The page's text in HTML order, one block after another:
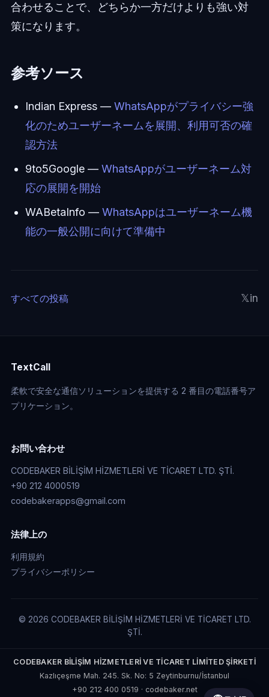
合わせることで、どちらか一方だけよりも強い対
策になります。
参考ソース
Indian Express — WhatsAppがプライバシー強
化のためユーザーネームを展開、利用可否の確
認方法
9to5Google — WhatsAppがユーザーネーム対
応の展開を開始
WABetaInfo — WhatsAppはユーザーネーム機
能の一般公開に向けて準備中
すべての投稿 𝕏in
TextCall
柔軟で安全な通信ソリューションを提供する 2 番目の電話番号ア
プリケーション。
お問い合わせ
CODEBAKER BİLİŞİM HİZMETLERİ VE TİCARET LTD. ŞTİ.
+90 212 4000519
codebakerapps@gmail.com
法律上の
利用規約
プライバシーポリシー
© 2026 CODEBAKER BİLİŞİM HİZMETLERİ VE TİCARET LTD.
ŞTİ.
CODEBAKER BİLİŞİM HİZMETLERİ VE TİCARET LİMİTED ŞİRKETİ
Kazlıçeşme Mah. 245. Sk. No: 5 Zeytinburnu/İstanbul
+90 212 400 0519 · codebaker.net